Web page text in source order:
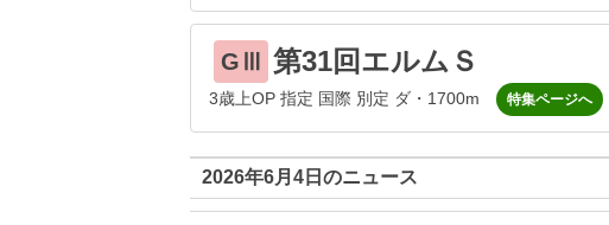
GⅢ 第31回エルムＳ
3歳上OP 指定 国際 別定 ダ・1700m 特集ページへ
2026年6月4日のニュース